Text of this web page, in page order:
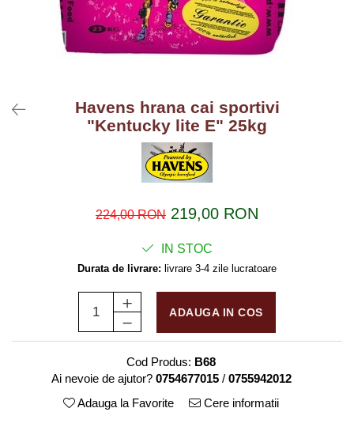
Havens hrana cai sportivi
"Kentucky lite E" 25kg
224,00 RON 219,00 RON
IN STOC
Durata de livrare: livrare 3-4 zile lucratoare
ADAUGA IN COS
Cod Produs: B68
Ai nevoie de ajutor? 0754677015 / 0755942012
Adauga la Favorite
Cere informatii